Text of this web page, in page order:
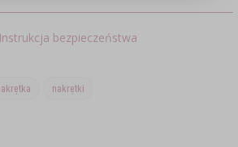
bezpieczeństwa
nakrętki